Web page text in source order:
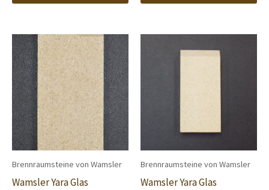
Brennraumsteine von Wamsler
Wamsler Yara Glas
Brennraumsteine von Wamsler
Wamsler Yara Glas